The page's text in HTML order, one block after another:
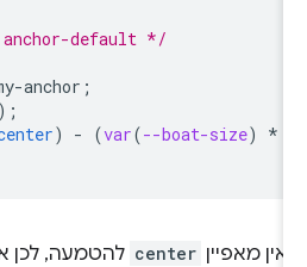
anchor-default */
my-anchor
(center ) - (var(--boat-size )
אין מאפיין center להטמעה, לכן